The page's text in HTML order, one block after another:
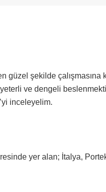
güzel şekilde çalışmasına
ve dengeli
inceleyelim.
yer alan; İtalya,